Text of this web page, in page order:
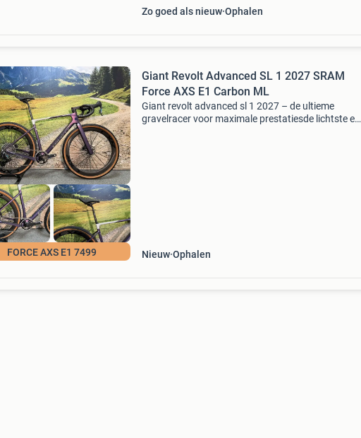
Zo goed als nieuw Ophalen
FORCE AXS E1 7499
Giant Revolt Advanced SL 1 2027 SRAM
Force AXS E1 Carbon ML
Giant revolt advanced sl 1 2027 – de ultieme
gravelracer voor maximale prestatiesde lichtste en
Nieuw Ophalen